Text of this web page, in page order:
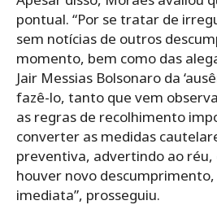
pontual. “Por se tratar de
sem notícias de outros
momento, bem como das
Jair Messias Bolsonaro da
fazê-lo, tanto que vem
as regras de recolhimento
converter as medidas
preventiva, advertindo ao
houver novo
imediata”, prosseguiu.